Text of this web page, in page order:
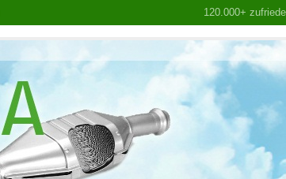
120.000+